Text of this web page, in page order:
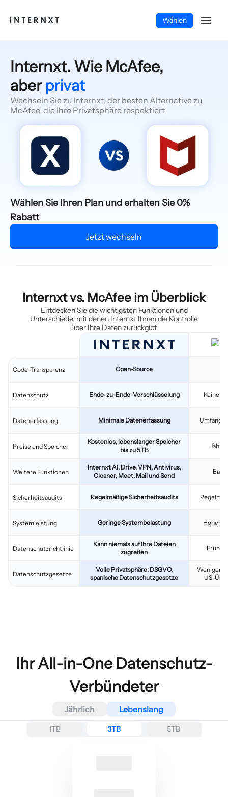
Wählen
Internxt. Wie McAfee,
aberprivat
Wechseln Sie zu Internxt, der besten Alternative zu
McAfee, die Ihre Privatsphäre respektiert
Wählen Sie Ihren Plan und erhalten Sie 0%
Rabatt
Jetzt wechseln
Internxt vs. McAfee im Überblick
Entdecken Sie die wichtigsten Funktionen und
Unterschiede, mit denen Internxt Ihnen die Kontrolle
über Ihre Daten zurückgibt
Code-Transparenz
Datenschutz
Datenerfassung
Preise und Speicher
Weitere Funktionen
Sicherheitsaudits
Systemleistung
Datenschutzrichtlinie
Datenschutzgesetze
Open-Source
Ende-zu-Ende-Verschlüsselung Keine
Minimale Datenerfassung
Kostenlos, lebenslanger Speicher
bis zu 5TB
Internxt AI, Drive, VPN, Antivirus,
Cleaner, Meet, Mail und Send
Regelmäßige Sicherheitsaudits
Geringe Systembelastung Hoher
Kann niemals auf Ihre Dateien
zugreifen
Volle Privatsphäre: DSGVO,
spanische Datenschutzgesetze
Weniger
US-
Ihr All-in-One Datenschutz-
Verbündeter
Jährlich Lebenslang
1TB 3TB 5TB